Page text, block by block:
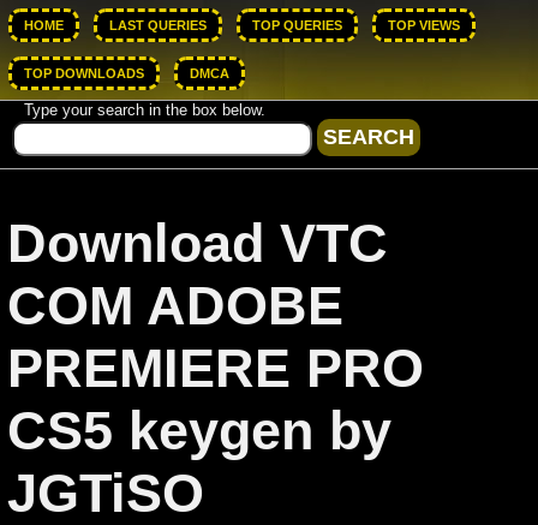
HOME LAST QUERIES TOP QUERIES TOP VIEWS
TOP DOWNLOADS DMCA
Type your search in the box below.
Download VTC
COM ADOBE
PREMIERE PRO
CS5 keygen by
JGTiSO